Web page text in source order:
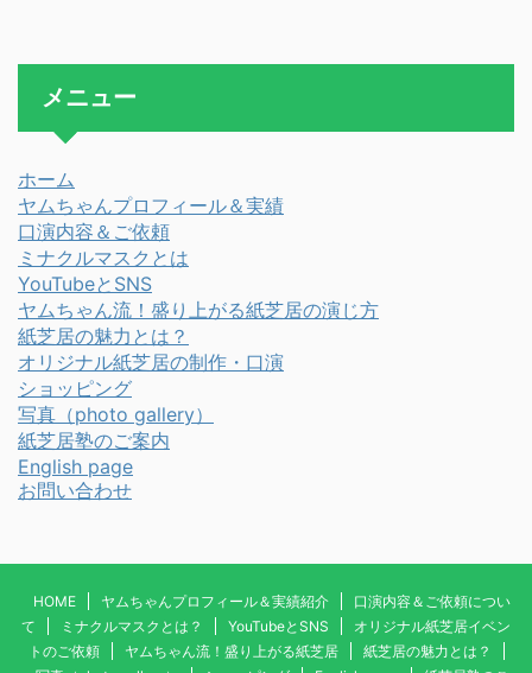
メニュー
ホーム
ヤムちゃんプロフィール＆実績
口演内容＆ご依頼
ミナクルマスクとは
YouTubeとSNS
ヤムちゃん流！盛り上がる紙芝居の演じ方
紙芝居の魅力とは？
オリジナル紙芝居の制作・口演
ショッピング
写真 （photo gallery）
紙芝居塾のご案内
English page
お問い合わせ
HOME ヤムちゃんプロフィール＆実績紹介
口演内容＆ご依頼につい
て
ミナクルマスクとは？ YouTubeとSNS
オリジナル紙芝居イベン
トのご依頼
ヤムちゃん流！盛り上がる紙芝居
紙芝居の魅力とは？